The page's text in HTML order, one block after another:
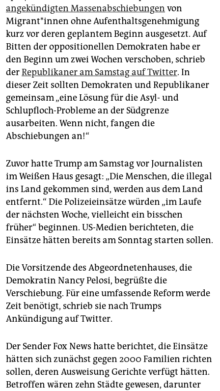
fragen & hilfe
unterstützen
abo
genossenschaft
epaper login
angekündigten Massenabschiebungen von
Migrant*innen ohne Aufenthaltsgenehmigung
kurz vor deren geplantem Beginn ausgesetzt. Auf
Bitten der oppositionellen Demokraten habe er
den Beginn um zwei Wochen verschoben, schrieb
derRepublikaner am Samstag auf Twitter. In
dieser Zeit sollten Demokraten und Republikaner
gemeinsam „eine Lösung für die Asyl- und
Schlupfloch-Probleme an der Südgrenze
ausarbeiten. Wenn nicht, fangen die
Abschiebungen an!“
Zuvor hatte Trump am Samstag vor Journalisten
im Weißen Haus gesagt: „Die Menschen, die illegal
ins Land gekommen sind, werden aus dem Land
entfernt.“ Die Polizeieinsätze würden „im Laufe
der nächsten Woche, vielleicht ein bisschen
früher“ beginnen. US-Medien berichteten, die
Einsätze hätten bereits am Sonntag starten sollen.
Die Vorsitzende des Abgeordnetenhauses, die
Demokratin Nancy Pelosi, begrüßte die
Verschiebung. Für eine umfassende Reform werde
Zeit benötigt, schrieb sie nach Trumps
Ankündigung auf Twitter.
Der Sender Fox News hatte berichtet, die Einsätze
hätten sich zunächst gegen 2000 Familien richten
sollen, deren Ausweisung Gerichte verfügt hätten.
Betroffen wären zehn Städte gewesen, darunter